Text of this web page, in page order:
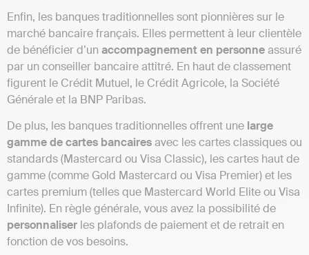
Enfin, les banques traditionnelles sont pionnières sur le
marché bancaire français. Elles permettent à leur clientèle
de bénéficier d’un accompagnement en personneassuré
par un conseiller bancaire attitré. En haut de classement
figurent le Crédit Mutuel, le Crédit Agricole, la Société
Générale et la BNP Paribas.
De plus, les banques traditionnelles offrent une large
gamme de cartes bancairesavec les cartes classiques ou
standards (Mastercard ou Visa Classic), les cartes haut de
gamme (comme Gold Mastercard ou Visa Premier) et les
cartes premium (telles que Mastercard World Elite ou Visa
Infinite). En règle générale, vous avez la possibilité de
personnaliser les plafonds de paiement et de retrait en
fonction de vos besoins.